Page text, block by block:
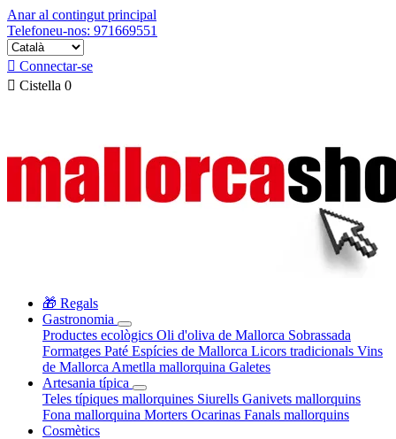
Anar al contingut principal
Telefoneu-nos: 971669551
 Connectar-se
 Cistella 0
🎁 Regals
Gastronomia
Productes ecològics Oli d'oliva de Mallorca Sobrassada
Formatges Paté Espícies de Mallorca Licors tradicionals Vins
de Mallorca Ametlla mallorquina Galetes
Artesania típica
Teles típiques mallorquines Siurells Ganivets mallorquins
Fona mallorquina Morters Ocarinas Fanals mallorquins
Cosmètics